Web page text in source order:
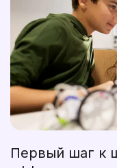
Первый шаг к